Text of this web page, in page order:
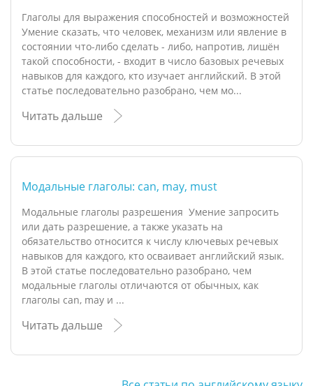
Глаголы для выражения способностей и возможностей
Умение сказать, что человек, механизм или явление в
состоянии что-либо сделать - либо, напротив, лишён
такой способности, - входит в число базовых речевых
навыков для каждого, кто изучает английский. В этой
статье последовательно разобрано, чем мо...
Читать дальше
Модальные глаголы: can, may, must
Модальные глаголы разрешения Умение запросить
или дать разрешение, а также указать на
обязательство относится к числу ключевых речевых
навыков для каждого, кто осваивает английский язык.
В этой статье последовательно разобрано, чем
модальные глаголы отличаются от обычных, как
глаголы can, may и ...
Читать дальше